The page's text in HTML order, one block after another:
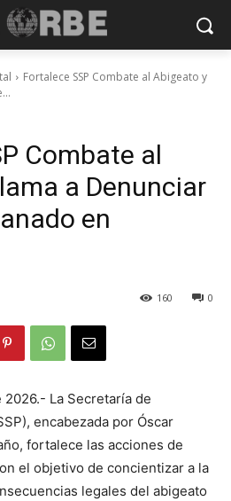
Fortalece SSP Combate al Abigeato y
Combate al
a Denunciar
en
0
160
La Secretaría de
encabezada por Óscar
fortalece las acciones de
el objetivo de concientizar a la
legales del abigeato